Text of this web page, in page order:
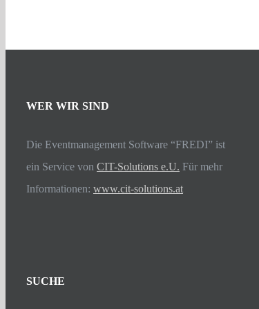
WER WIR SIND
Die Eventmanagement Software “FREDI” ist
ein Service von CIT-Solutions e.U. Für mehr
Informationen: www.cit-solutions.at
SUCHE